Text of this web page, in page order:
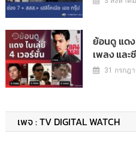
ย้อนดู แดง
เพลง และ
31 กรกฎ
เพจ : TV DIGITAL WATCH